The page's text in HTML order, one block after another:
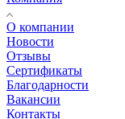
О компании
Новости
Отзывы
Сертификаты
Благодарности
Вакансии
Контакты